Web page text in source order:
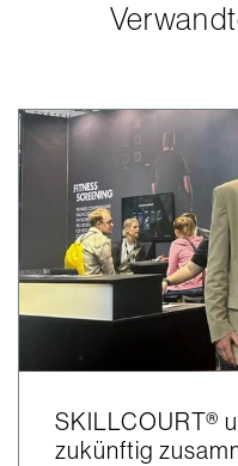
SKILLCOURT®
zukünftig